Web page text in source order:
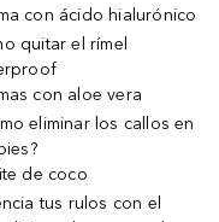
con ácido hialurónico
quitar el rímel
con aloe vera
eliminar los callos en
de coco
tus rulos con el